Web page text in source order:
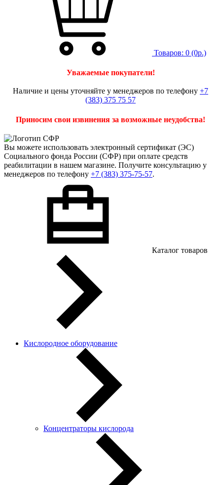
Товаров: 0 (0р.)
Уважаемые покупатели!
Наличие и цены уточняйте у менеджеров по телефону +7
(383) 375 75 57
Приносим свои извинения за возможные неудобства!
Вы можете использовать электронный сертификат (ЭС)
Социального фонда России (СФР) при оплате средств
реабилитации в нашем магазине. Получите консультацию у
менеджеров по телефону +7 (383) 375-75-57.
Каталог товаров
Кислородное оборудование
Концентраторы кислорода